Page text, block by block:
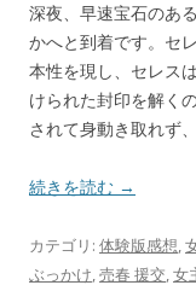
深夜、早速宝石のあ
かへと到着です。セ
本性を現し、セレス
けられた封印を解く
されて身動き取れず
続きを読む →
カテゴリ: 体験版感想,
ぶっかけ,売春 援交,女